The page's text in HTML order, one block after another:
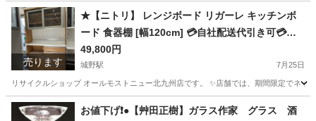
福岡 北九州市 城野駅 商品
売ります
★【ニトリ】 レンジボード リガーレ キッチンボ
ード 食器棚 [幅120cm] 💳自社配送代引き可💳※
現金、クレジット、スマホ決済対応※
49,800円
城野駅 7月25日
リサイクルショップ オールモストニュー北九州店です。 ✨️店舗では、期間限定でネ
福岡 北九州市 城野駅 収納家具 商品
お値下げ❗️●【艸田正樹】ガラス作家 グラス 酒